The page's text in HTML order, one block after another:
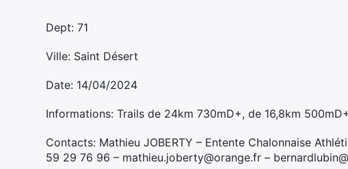
Dept: 71
Ville: Saint Désert
Date: 14/04/2024
Informations: Trails de 24km 730mD+, de 16,8km
Contacts: Mathieu JOBERTY – Entente Chalonnaise
59 29 76 96 – mathieu.joberty@orange.fr –